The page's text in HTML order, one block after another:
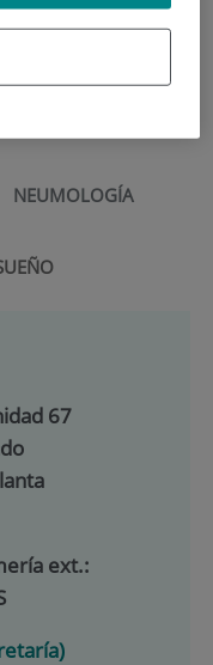
usuario
NEUMOLOGÍA
67
ext.: